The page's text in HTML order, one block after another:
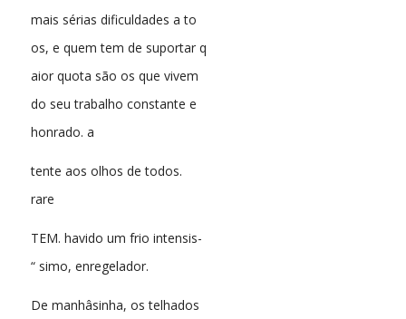
mais sérias dificuldades a to
os, e quem tem de suportar q
aior quota são os que vivem
do seu trabalho constante e
honrado. a
tente aos olhos de todos.
rare
TEM. havido um frio intensis-
“ simo, enregelador.
De manhâsinha, os telhados